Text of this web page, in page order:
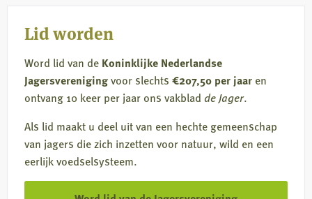
Lid worden
Word lid van de Koninklijke Nederlandse
Jagersverenigingvoor slechts €207,50 per jaar en
ontvang 10 keer per jaar ons vakblad de Jager.
Als lid maakt u deel uit van een hechte gemeenschap
van jagers die zich inzetten voor natuur, wild en een
eerlijk voedselsysteem.